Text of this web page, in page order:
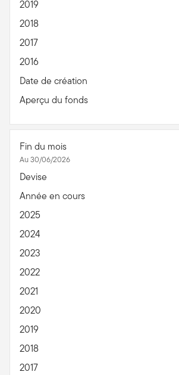
2019
2018
2017
2016
Date de création
Aperçu du fonds
Fin du mois
Au 30/06/2026
Devise
Année en cours
2025
2024
2023
2022
2021
2020
2019
2018
2017